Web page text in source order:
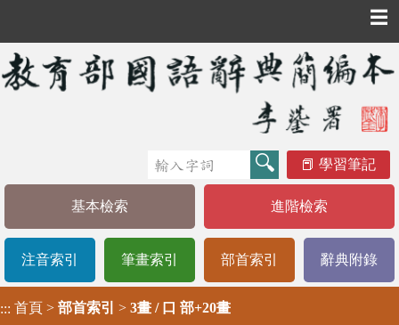
☰
學習筆記
基本檢索 進階檢索
注音索引 筆畫索引 部首索引 辭典附錄
::: 首頁 > 部首索引 > 3畫 / 口 部+20畫